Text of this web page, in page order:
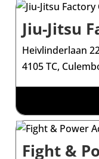
Jiu-Jitsu
Heivlinderlaan
4105 TC,
Fight &